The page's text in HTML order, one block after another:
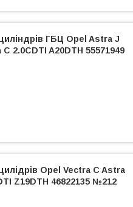
ГБЦ Opel Astra J
2.0CDTI A20DTH 55571949
Opel Vectra C Astra
Z19DTH 46822135 №212